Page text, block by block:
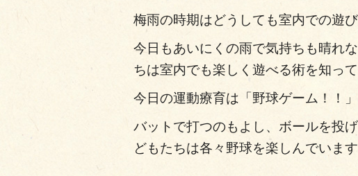
梅雨の時期はどうしても室内での遊
今日もあいにくの雨で気持ちも晴れ
ちは室内でも楽しく遊べる術を知っ
今日の運動療育は「野球ゲーム！！」
バットで打つのもよし、ボールを投
どもたちは各々野球を楽しんでいます